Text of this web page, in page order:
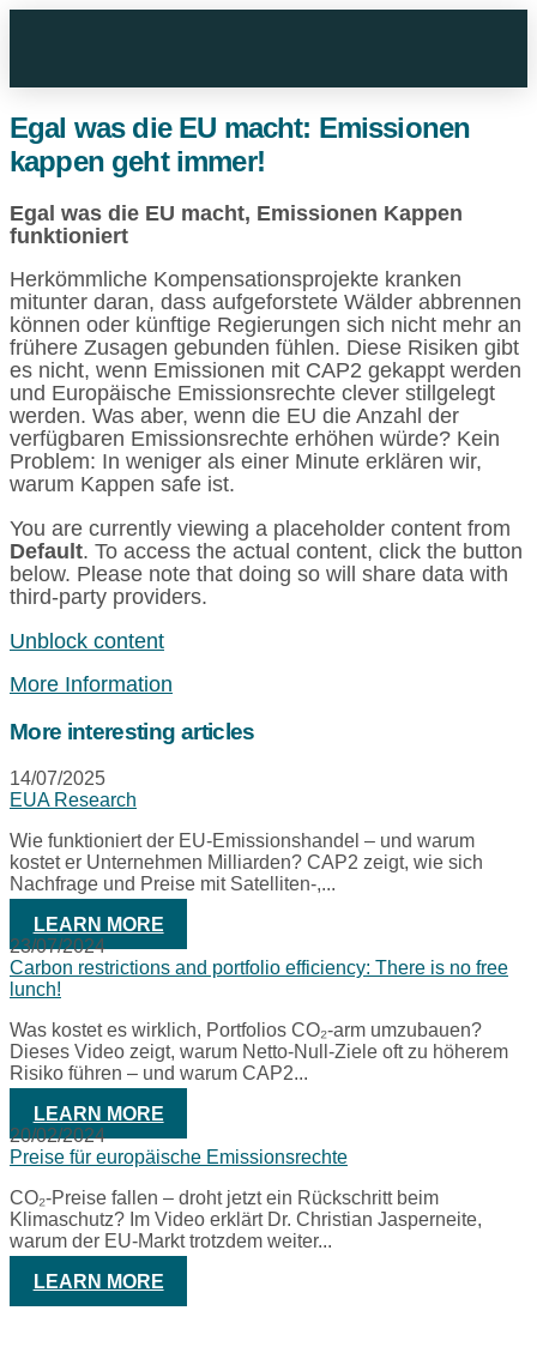
Egal was die EU macht: Emissionen
kappen geht immer!
Egal was die EU macht, Emissionen Kappen
funktioniert
Herkömmliche Kompensationsprojekte kranken
mitunter daran, dass aufgeforstete Wälder abbrennen
können oder künftige Regierungen sich nicht mehr an
frühere Zusagen gebunden fühlen. Diese Risiken gibt
es nicht, wenn Emissionen mit CAP2 gekappt werden
und Europäische Emissionsrechte clever stillgelegt
werden. Was aber, wenn die EU die Anzahl der
verfügbaren Emissionsrechte erhöhen würde? Kein
Problem: In weniger als einer Minute erklären wir,
warum Kappen safe ist.
You are currently viewing a placeholder content from
Default. To access the actual content, click the button
below. Please note that doing so will share data with
third-party providers.
Unblock content
More Information
More interesting articles
14/07/2025
EUA Research
Wie funktioniert der EU-Emissionshandel – und warum
kostet er Unternehmen Milliarden? CAP2 zeigt, wie sich
Nachfrage und Preise mit Satelliten-,...
LEARN MORE
23/07/2024
Carbon restrictions and portfolio efficiency: There is no free
lunch!
Was kostet es wirklich, Portfolios CO₂-arm umzubauen?
Dieses Video zeigt, warum Netto-Null-Ziele oft zu höherem
Risiko führen – und warum CAP2...
LEARN MORE
20/02/2024
Preise für europäische Emissionsrechte
CO₂-Preise fallen – droht jetzt ein Rückschritt beim
Klimaschutz? Im Video erklärt Dr. Christian Jasperneite,
warum der EU-Markt trotzdem weiter...
LEARN MORE